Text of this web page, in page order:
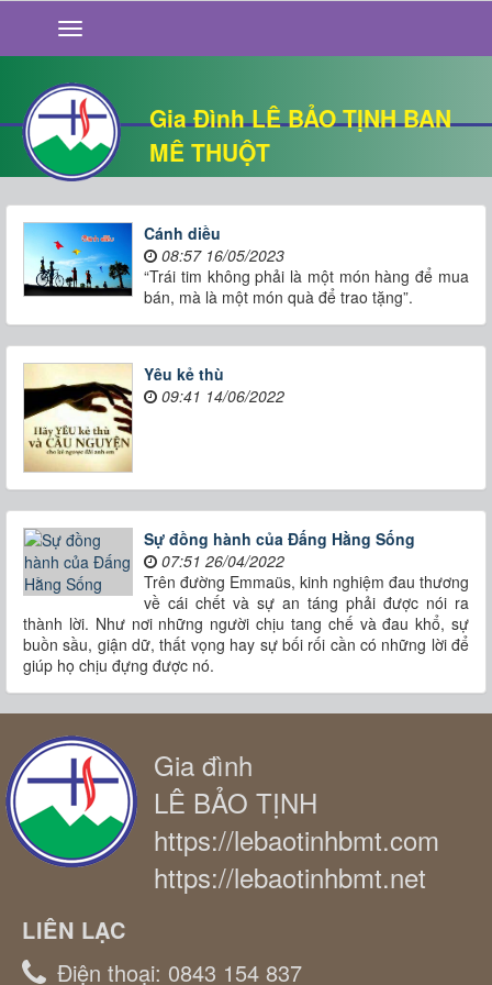
Gia Đình LÊ BẢO TỊNH BAN
MÊ THUỘT
GIỚI THIỆU
TIN TỨC
SỐNG ĐẠO
CHUYỆN NHÀ
QUÁN VĂN
THƯ GIÃNCánh diều
08:57 16/05/2023
“Trái tim không phải là một món hàng để mua
bán, mà là một món quà để trao tặng”.
Yêu kẻ thù
09:41 14/06/2022
Sự đồng hành của Đấng Hằng Sống
07:51 26/04/2022
Trên đường Emmaüs, kinh nghiệm đau thương
về cái chết và sự an táng phải được nói ra
thành lời. Như nơi những người chịu tang chế và đau khổ, sự
buồn sầu, giận dữ, thất vọng hay sự bối rối cần có những lời để
giúp họ chịu đựng được nó.
Gia đình
LÊ BẢO TỊNH
https://lebaotinhbmt.com
https://lebaotinhbmt.net
LIÊN LẠC
Điện thoại: 0843 154 837